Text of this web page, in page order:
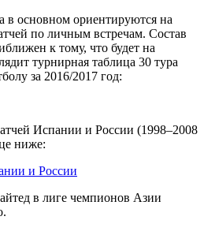
в основном ориентируются на
по личным встречам. Состав
к тому, что будет на
турнирная таблица 30 тура
за 2016/2017 год:
Испании и России (1998–2008
ниже:
в лиге чемпионов Азии